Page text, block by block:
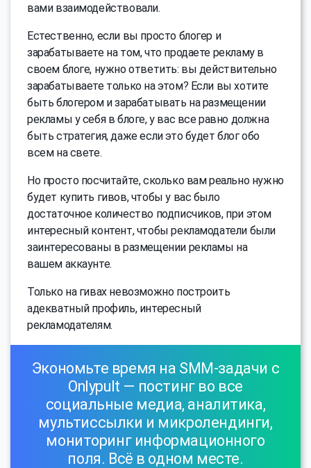
вами взаимодействовали.
Естественно, если вы просто блогер и
зарабатываете на том, что продаете рекламу в
своем блоге, нужно ответить: вы действительно
зарабатываете только на этом? Если вы хотите
быть блогером и зарабатывать на размещении
рекламы у себя в блоге, у вас все равно должна
быть стратегия, даже если это будет блог обо
всем на свете.
Но просто посчитайте, сколько вам реально нужно
будет купить гивов, чтобы у вас было
достаточное количество подписчиков, при этом
интересный контент, чтобы рекламодатели были
заинтересованы в размещении рекламы на
вашем аккаунте.
Только на гивах невозможно построить
адекватный профиль, интересный
рекламодателям.
Экономьте время на SMM-задачи с
Onlypult — постинг во все
социальные медиа, аналитика,
мультиссылки и микролендинги,
мониторинг информационного
поля. Всё в одном месте.